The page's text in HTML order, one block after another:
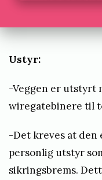
t
d
e
g
r
u
Ustyr:
-Veggen er utstyrt
wiregatebinere til
-Det kreves at
personlig utstyr
sikringsbrems.